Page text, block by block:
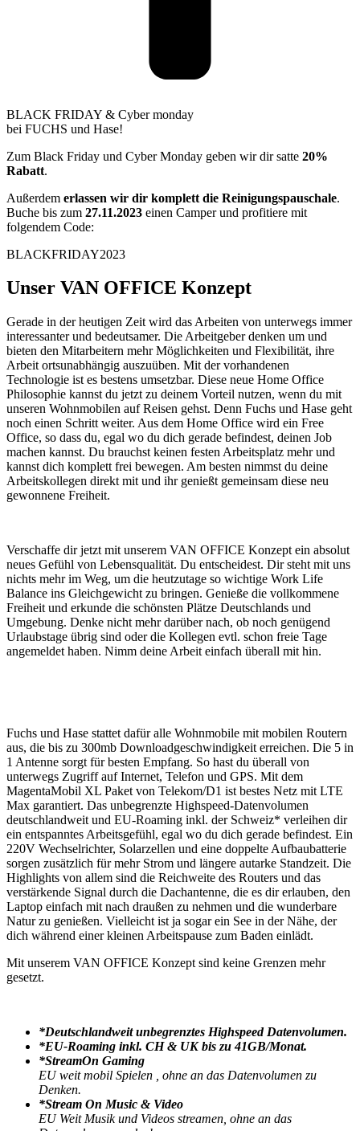
BLACK FRIDAY & Cyber monday
bei FUCHS und Hase!
Zum Black Friday und Cyber Monday geben wir dir satte 20%
Rabatt.
Außerdem erlassen wir dir komplett die Reinigungspauschale.
Buche bis zum 27.11.2023 einen Camper und profitiere mit
folgendem Code:
BLACKFRIDAY2023
Unser VAN OFFICE Konzept
Gerade in der heutigen Zeit wird das Arbeiten von unterwegs immer
interessanter und bedeutsamer. Die Arbeitgeber denken um und
bieten den Mitarbeitern mehr Möglichkeiten und Flexibilität, ihre
Arbeit ortsunabhängig auszuüben. Mit der vorhandenen
Technologie ist es bestens umsetzbar. Diese neue Home Office
Philosophie kannst du jetzt zu deinem Vorteil nutzen, wenn du mit
unseren Wohnmobilen auf Reisen gehst. Denn Fuchs und Hase geht
noch einen Schritt weiter. Aus dem Home Office wird ein Free
Office, so dass du, egal wo du dich gerade befindest, deinen Job
machen kannst. Du brauchst keinen festen Arbeitsplatz mehr und
kannst dich komplett frei bewegen. Am besten nimmst du deine
Arbeitskollegen direkt mit und ihr genießt gemeinsam diese neu
gewonnene Freiheit.
Verschaffe dir jetzt mit unserem VAN OFFICE Konzept ein absolut
neues Gefühl von Lebensqualität. Du entscheidest. Dir steht mit uns
nichts mehr im Weg, um die heutzutage so wichtige Work Life
Balance ins Gleichgewicht zu bringen. Genieße die vollkommene
Freiheit und erkunde die schönsten Plätze Deutschlands und
Umgebung. Denke nicht mehr darüber nach, ob noch genügend
Urlaubstage übrig sind oder die Kollegen evtl. schon freie Tage
angemeldet haben. Nimm deine Arbeit einfach überall mit hin.
Fuchs und Hase stattet dafür alle Wohnmobile mit mobilen Routern
aus, die bis zu 300mb Downloadgeschwindigkeit erreichen. Die 5 in
1 Antenne sorgt für besten Empfang. So hast du überall von
unterwegs Zugriff auf Internet, Telefon und GPS. Mit dem
MagentaMobil XL Paket von Telekom/D1 ist bestes Netz mit LTE
Max garantiert. Das unbegrenzte Highspeed-Datenvolumen
deutschlandweit und EU-Roaming inkl. der Schweiz* verleihen dir
ein entspanntes Arbeitsgefühl, egal wo du dich gerade befindest. Ein
220V Wechselrichter, Solarzellen und eine doppelte Aufbaubatterie
sorgen zusätzlich für mehr Strom und längere autarke Standzeit. Die
Highlights von allem sind die Reichweite des Routers und das
verstärkende Signal durch die Dachantenne, die es dir erlauben, den
Laptop einfach mit nach draußen zu nehmen und die wunderbare
Natur zu genießen. Vielleicht ist ja sogar ein See in der Nähe, der
dich während einer kleinen Arbeitspause zum Baden einlädt.
Mit unserem VAN OFFICE Konzept sind keine Grenzen mehr
gesetzt.
*Deutschlandweit unbegrenztes Highspeed Datenvolumen.
*EU-Roaming inkl. CH & UK bis zu 41GB/Monat.
*StreamOn Gaming
EU weit mobil Spielen , ohne an das Datenvolumen zu
Denken.
*Stream On Music & Video
EU Weit Musik und Videos streamen, ohne an das